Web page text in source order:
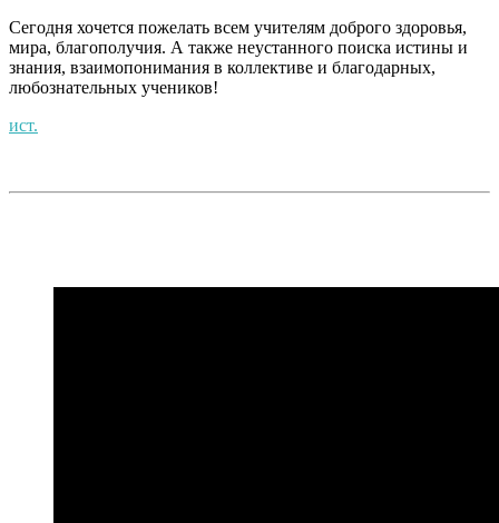
Сегодня хочется пожелать всем учителям доброго здоровья,
мира, благополучия. А также неустанного поиска истины и
знания, взаимопонимания в коллективе и благодарных,
любознательных учеников!
ист.